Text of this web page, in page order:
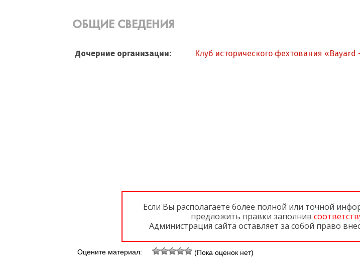
ОБЩИЕ СВЕДЕНИЯ
Дочерние организации: Клуб исторического фехтования
Если Вы располагаете более полной или точной
предложить правки заполнив
Администрация сайта оставляет за собой право
Оцените материал: (Пока оценок нет)